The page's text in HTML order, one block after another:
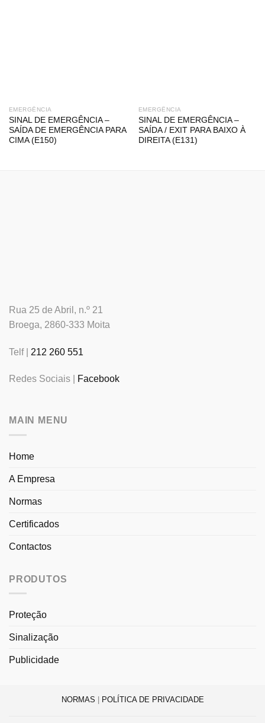
EMERGÊNCIA
SINAL DE EMERGÊNCIA –
SAÍDA DE EMERGÊNCIA PARA
CIMA (E150)
EMERGÊNCIA
SINAL DE EMERGÊNCIA –
SAÍDA / EXIT PARA BAIXO À
DIREITA (E131)
Rua 25 de Abril, n.º 21
Broega, 2860-333 Moita
Telf | 212 260 551
Redes Sociais | Facebook
MAIN MENU
Home
A Empresa
Normas
Certificados
Contactos
PRODUTOS
Proteção
Sinalização
Publicidade
NORMAS POLÍTICA DE PRIVACIDADE